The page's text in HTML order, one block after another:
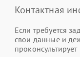
Контактная
Если требуется
свои данные и
проконсультирует